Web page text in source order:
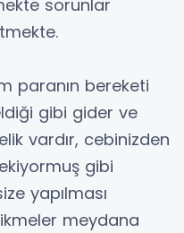
sorunlar
paranın bereketi
gibi gider ve
vardır, cebinizden
gibi
yapılması
meydana